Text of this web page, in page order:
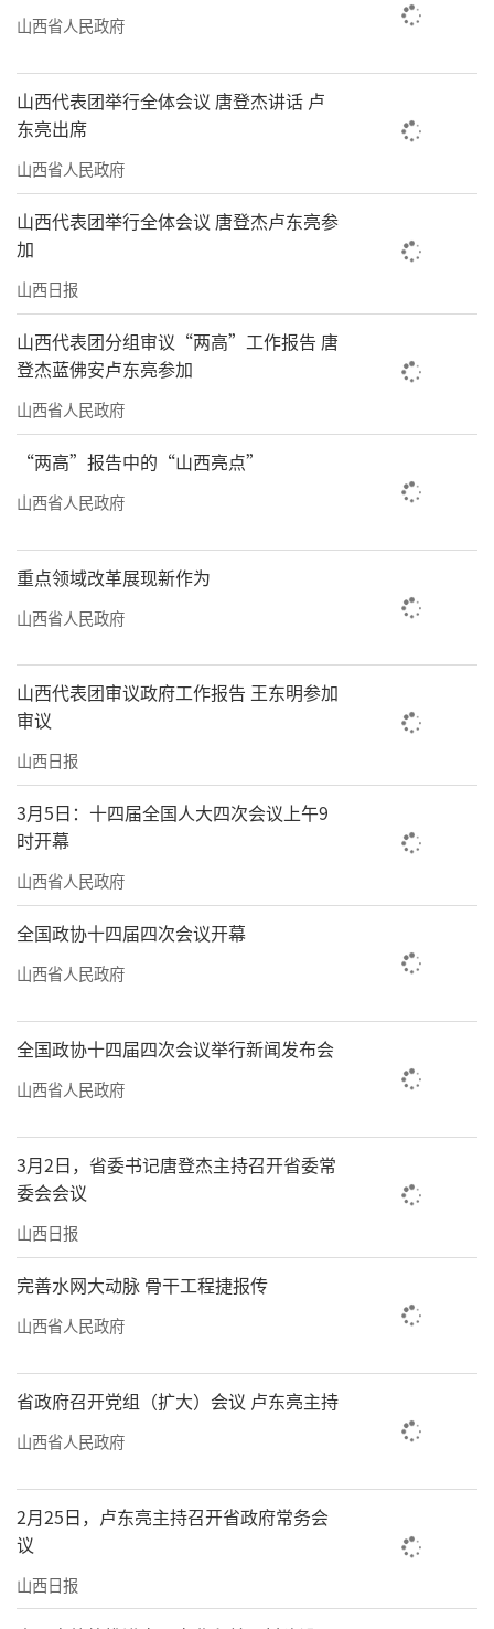
山西省人民政府
山西代表团举行全体会议 唐登杰讲话 卢
东亮出席
山西省人民政府
山西代表团举行全体会议 唐登杰卢东亮参
加
山西日报
山西代表团分组审议“两高”工作报告 唐
登杰蓝佛安卢东亮参加
山西省人民政府
“两高”报告中的“山西亮点”
山西省人民政府
重点领域改革展现新作为
山西省人民政府
山西代表团审议政府工作报告 王东明参加
审议
山西日报
3月5日：十四届全国人大四次会议上午9
时开幕
山西省人民政府
全国政协十四届四次会议开幕
山西省人民政府
全国政协十四届四次会议举行新闻发布会
山西省人民政府
3月2日，省委书记唐登杰主持召开省委常
委会会议
山西日报
完善水网大动脉 骨干工程捷报传
山西省人民政府
省政府召开党组（扩大）会议 卢东亮主持
山西省人民政府
2月25日，卢东亮主持召开省政府常务会
议
山西日报